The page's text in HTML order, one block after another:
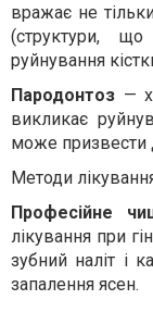
вражає не
(структури,
руйнування
Пародонтоз —
викликає
може призвести
Методи
Професійне
лікування при
зубний наліт і
запалення ясен.